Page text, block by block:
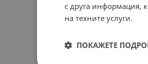
с друга информация,
на техните услуги.
ПОКАЖЕТЕ